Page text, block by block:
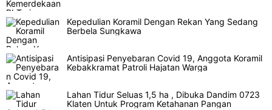
Kepedulian Koramil Dengan Rekan Yang Sedang
Berbela Sungkawa
Antisipasi Penyebaran Covid 19, Anggota Koramil
Kebakkramat Patroli Hajatan Warga
Lahan Tidur Seluas 1,5 ha , Dibuka Dandim 0723
Klaten Untuk Program Ketahanan Pangan